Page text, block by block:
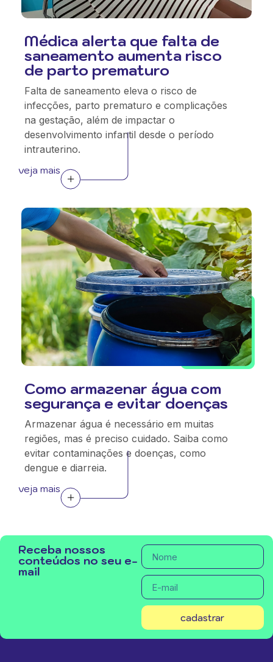
Médica alerta que falta de
saneamento aumenta risco
de parto prematuro
Falta de saneamento eleva o risco de
infecções, parto prematuro e complicações
na gestação, além de impactar o
desenvolvimento infantil desde o período
intrauterino.
veja mais
Como armazenar água com
segurança e evitar doenças
Armazenar água é necessário em muitas
regiões, mas é preciso cuidado. Saiba como
evitar contaminações e doenças, como
dengue e diarreia.
veja mais
Receba nossos
conteúdos no seu e-
mail
cadastrar